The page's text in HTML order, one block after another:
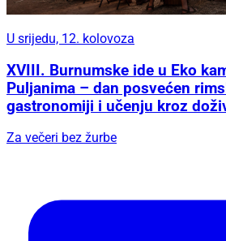
U srijedu, 12. kolovoza
XVIII. Burnumske ide u Eko
Puljanima – dan posvećen
gastronomiji i učenju kroz
Za večeri bez žurbe